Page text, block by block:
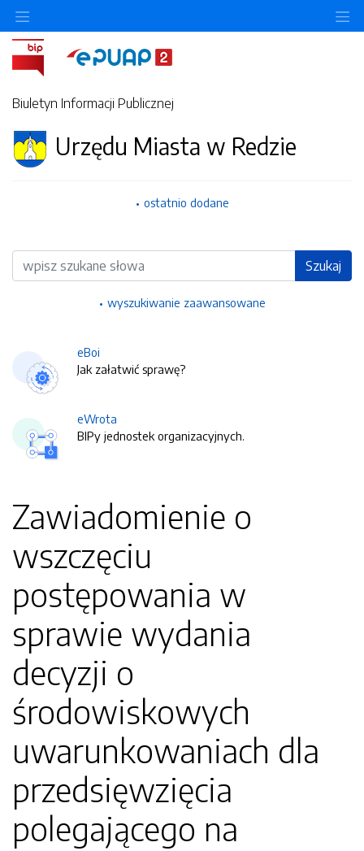
Biuletyn Informacji Publicznej
Urzędu Miasta w Redzie
ostatnio dodane
Wyszukiwarka Szukaj
wyszukiwanie zaawansowane
eBoi
Jak załatwić sprawę?
eWrota
BIPy jednostek organizacyjnych.
Zawiadomienie o
wszczęciu
postępowania w
sprawie wydania
decyzji o
środowiskowych
uwarunkowaniach dla
przedsięwzięcia
polegającego na